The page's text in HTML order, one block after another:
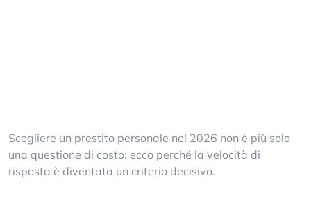
Scegliere un prestito personale nel 2026 non è più solo
una questione di costo: ecco perché la velocità di
risposta è diventata un criterio decisivo.